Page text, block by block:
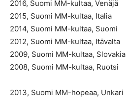
2016, Suomi MM-kultaa, Venäjä
2015, Suomi MM-kultaa, Italia
2014, Suomi MM-kultaa, Suomi
2012, Suomi MM-kultaa, Itävalta
2009, Suomi MM-kultaa, Slovakia
2008, Suomi MM-kultaa, Ruotsi
2013, Suomi MM-hopeaa, Unkari